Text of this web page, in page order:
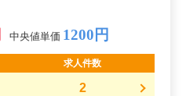
中央値単価 1200円
求人件数
2